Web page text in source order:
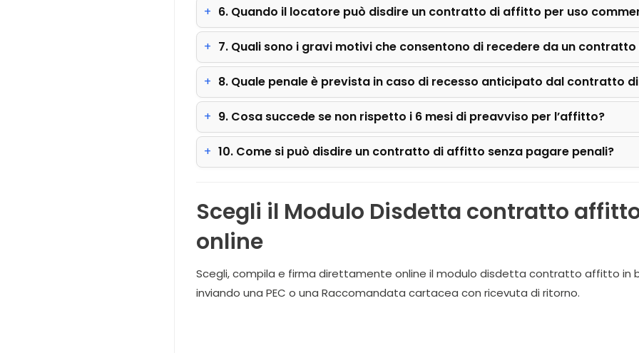
6. Quando il locatore può disdire un contratto di affitto per uso
7. Quali sono i gravi motivi che consentono di recedere da un
8. Quale penale è prevista in caso di recesso anticipato dal contratto
9. Cosa succede se non rispetto i 6 mesi di preavviso per l’affitto?
10. Come si può disdire un contratto di affitto senza pagare penali?
Scegli il Modulo Disdetta contratto
online
Scegli, compila e firma direttamente online il modulo disdetta contratto affitto in
inviando una PEC o una Raccomandata cartacea con ricevuta di ritorno.